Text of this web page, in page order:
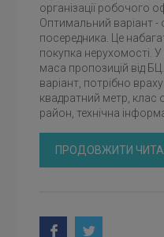
організації робочого
Оптимальний варіант -
посередника. Це
покупка нерухомості.
маса пропозицій від
варіант, потрібно
квадратний метр, клас
район, технічна
ПРОДОВЖИТИ